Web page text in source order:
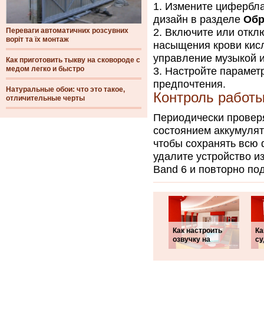
Переваги автоматичних розсувних
воріт та їх монтаж
Как приготовить тыкву на сковороде с
медом легко и быстро
Натуральные обои: что это такое,
отличительные черты
Измените
дизайн в разделе
Включите или
насыщения крови
управление музыкой
Настройте
предпочтения.
Контроль
Периодически
состоянием
чтобы сохранять всю
удалите устройство
Band 6 и повторно
Как настроить
озвучку на